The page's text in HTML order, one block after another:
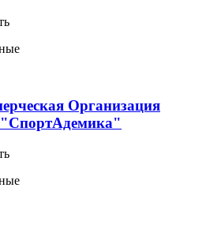
Организация